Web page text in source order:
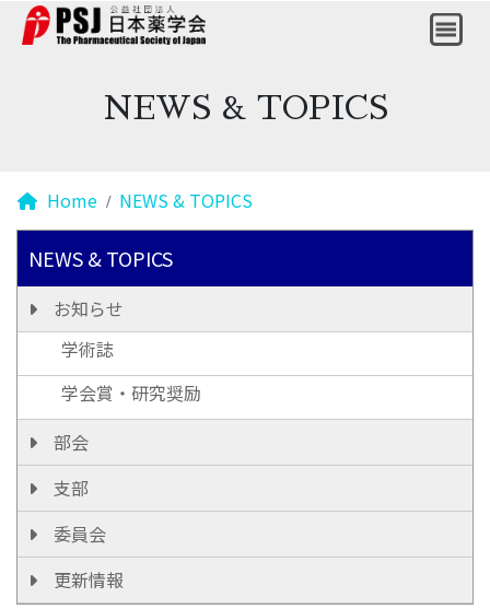
NEWS & TOPICS
Home NEWS & TOPICS
NEWS & TOPICS
お知らせ
学術誌
学会賞・研究奨励
部会
支部
委員会
更新情報